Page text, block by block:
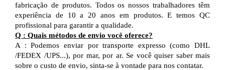
fabricação de produtos. Todos os nossos trabalhadores têm
experiência de 10 a 20 anos em produtos.Etemos QC
profissional para garantir a qualidade.
Q : Quais métodos de envio você oferece?
A :Podemos enviar por transporte expresso (como DHL
/FEDEX /UPS...), por mar, por ar. Se você quiser saber mais
sobre o custo de envio, sinta-se à vontade para nos contatar.